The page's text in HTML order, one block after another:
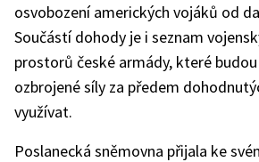
osvobození amerických vojáků od
Součástí dohody je i seznam
prostorů české armády, které
ozbrojené síly za předem
využívat.
Poslanecká sněmovna přijala ke